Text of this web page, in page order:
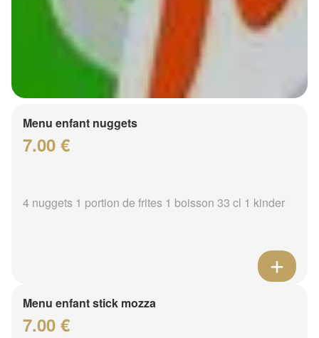
Menu enfant nuggets
7.00 €
4 nuggets 1 portion de frites 1 boisson 33 cl 1 kinder
Menu enfant stick mozza
7.00 €